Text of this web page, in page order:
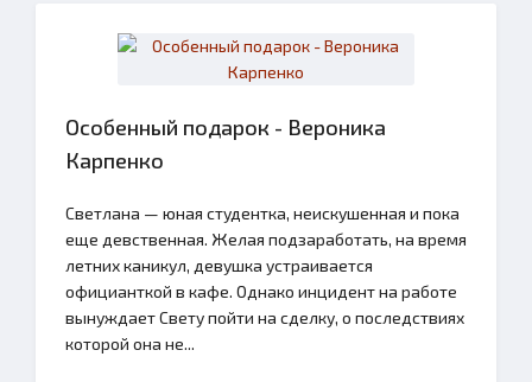
Особенный подарок - Вероника
Карпенко
Светлана — юная студентка, неискушенная и пока
еще девственная. Желая подзаработать, на время
летних каникул, девушка устраивается
официанткой в кафе. Однако инцидент на работе
вынуждает Свету пойти на сделку, о последствиях
которой она не...